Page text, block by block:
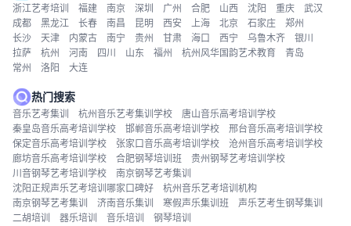
浙江艺考培训 福建 南京 深圳 广州 合肥 山西 沈阳 重庆
武汉
成都
黑龙江 长春 南昌 昆明 西安 上海 北京 石家庄
郑州
长沙
天津 内蒙古 南宁 贵州 甘肃 海口 西宁 乌鲁木齐
银川
拉萨
杭州 河南 四川 山东 福州 杭州风华国韵艺术教育
青岛
常州
洛阳 大连
热门搜索
音乐艺考集训 杭州音乐艺考集训学校
唐山音乐高考培训学校
秦皇岛音乐高考培训学校
邯郸音乐高考培训学校
邢台音乐高考培训学校
保定音乐高考培训学校
张家口音乐高考培训学校
沧州音乐高考培训学校
廊坊音乐高考培训学校
合肥钢琴培训班
贵州钢琴艺考培训学校
川音钢琴艺考培训学校
南京钢琴艺考集训
沈阳正规声乐艺考培训哪家口碑好
杭州音乐艺考培训机构
南京钢琴艺考集训
济南音乐集训 寒假声乐集训班
声乐艺考生钢琴集训
二胡培训
器乐培训 音乐培训 钢琴培训